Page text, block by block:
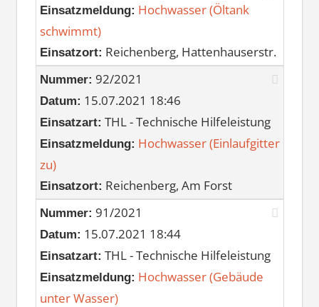
Einsatzmeldung: Hochwasser (Öltank
schwimmt)
Einsatzort: Reichenberg, Hattenhauserstr.
Nummer: 92/2021
Datum: 15.07.2021 18:46
Einsatzart: THL - Technische Hilfeleistung
Einsatzmeldung: Hochwasser (Einlaufgitter
zu)
Einsatzort: Reichenberg, Am Forst
Nummer: 91/2021
Datum: 15.07.2021 18:44
Einsatzart: THL - Technische Hilfeleistung
Einsatzmeldung: Hochwasser (Gebäude
unter Wasser)